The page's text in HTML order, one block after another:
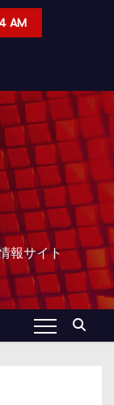
AM
報サイト